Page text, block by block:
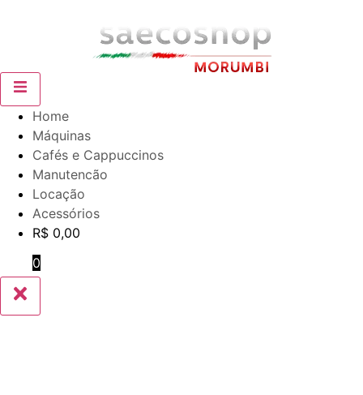
Home
Máquinas
Cafés e Cappuccinos
Manutencão
Locação
Acessórios
R$ 0,00
0